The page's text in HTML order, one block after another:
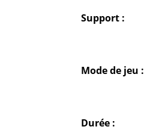
Support :
Mode de jeu :
Durée :